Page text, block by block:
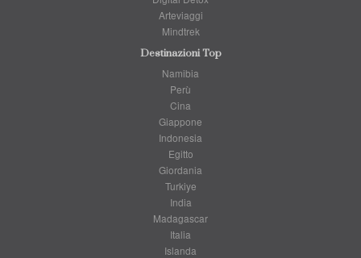
Arteviaggi
Mindtrek
Destinazioni Top
Namibia
Perù
Cina
Giappone
Indonesia
Egitto
Giordania
Turkiye
India
Madagascar
Italia
Islanda